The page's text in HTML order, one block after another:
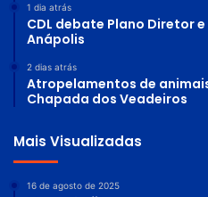
1 dia atrás
CDL debate Plano Diretor
Anápolis
2 dias atrás
Atropelamentos de
Chapada dos Veadeiros
Mais Visualizadas
16 de agosto de 2025